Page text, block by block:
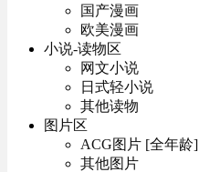
国产漫画
欧美漫画
小说-读物区
网文小说
日式轻小说
其他读物
图片区
ACG图片 [全年龄]
其他图片